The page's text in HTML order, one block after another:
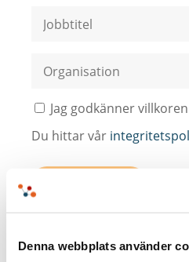
Denna webbplats använder